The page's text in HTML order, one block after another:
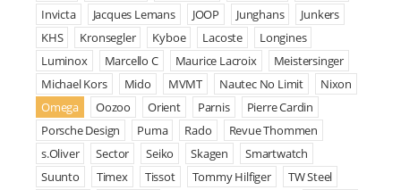
Invicta
Jacques Lemans JOOP Junghans
Junkers
KHS
Kronsegler Kyboe Lacoste
Longines
Luminox
Marcello C Maurice Lacroix
Meistersinger
Michael Kors
Mido MVMT Nautec No Limit
Nixon
Omega
Oozoo Orient Parnis
Pierre Cardin
Porsche Design
Puma Rado
Revue Thommen
s.Oliver
Sector Seiko Skagen
Smartwatch
Suunto
Timex Tissot Tommy Hilfiger
TW Steel